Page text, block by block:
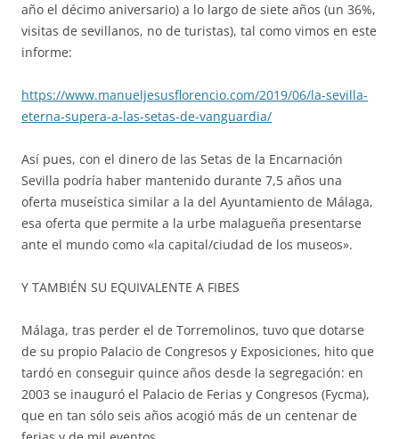
año el décimo aniversario) a lo largo de siete años (un 36%,
visitas de sevillanos, no de turistas), tal como vimos en este
informe:
https://www.manueljesusflorencio.com/2019/06/la-sevilla-
eterna-supera-a-las-setas-de-vanguardia/
Así pues, con el dinero de las Setas de la Encarnación
Sevilla podría haber mantenido durante 7,5 años una
oferta museística similar a la del Ayuntamiento de Málaga,
esa oferta que permite a la urbe malagueña presentarse
ante el mundo como «la capital/ciudad de los museos».
Y TAMBIÉN SU EQUIVALENTE A FIBES
Málaga, tras perder el de Torremolinos, tuvo que dotarse
de su propio Palacio de Congresos y Exposiciones, hito que
tardó en conseguir quince años desde la segregación: en
2003 se inauguró el Palacio de Ferias y Congresos (Fycma),
que en tan sólo seis años acogió más de un centenar de